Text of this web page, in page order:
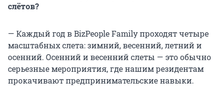
слётов?
— Каждый год в BizPeople Family проходят четыре
масштабных слета: зимний, весенний, летний и
осенний. Осенний и весенний слеты — это обычно
серьезные мероприятия, где нашим резидентам
прокачивают предпринимательские навыки.